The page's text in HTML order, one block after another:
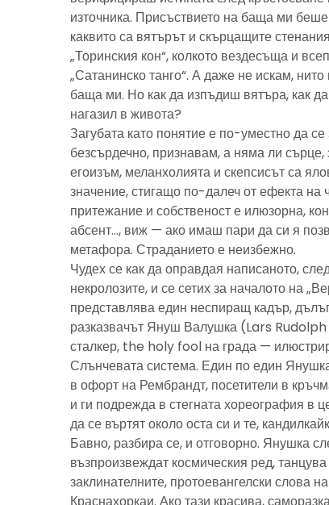
източника. Присъствието на баща ми
каквито са вятърът и скърцащите
„Торинския кон“, колкото вездесъща и
„Сатанинско танго“. А даже не искам,
баща ми. Но как да изпъдиш вятъра, как
нагазил в живота?
Загубата като понятие е по-уместно да
безсърдечно, признавам, а няма ли сърце,
егоизъм, меланхолията и скепсисът са
значение, стигащо по-далеч от ефекта на
притежание и собственост е илюзорна,
абсент…, виж — ако имаш пари да си я
метафора. Страданието е неизбежно.
Чудех се как да оправдая написаното,
некролозите, и се сетих за началото на
представлява един неспиращ кадър,
разказвачът Януш Валушка (Lars
сталкер, the holy fool на града —
Слънчевата система. Един по един
в офорт на Рембрандт, посетители в
и ги подрежда в стегната хореография в
да се въртят около оста си и те,
Бавно, разбира се, и отговорно. Янушка
възпроизвеждат космическия ред,
заклинателните, протоевангелски слова